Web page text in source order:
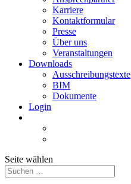
Karriere
Kontaktformular
Presse
Über uns
Veranstaltungen
Downloads
Ausschreibungstexte
BIM
Dokumente
Login
Seite wählen